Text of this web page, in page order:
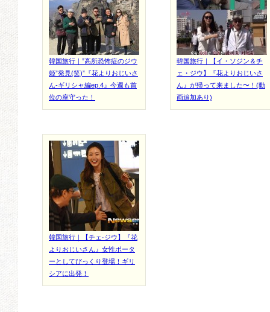
韓国旅行｜”高所恐怖症のジウ
姫”発見(笑)”『花よりおじいさ
ん-ギリシャ編ep.4』今週も首
位の座守った！
韓国旅行｜【イ・ソジン＆チ
ェ・ジウ】『花よりおじいさ
ん』が帰って来ました〜！(動
画追加あり)
韓国旅行｜【チェ·ジウ】『花
よりおじいさん』女性ポータ
ーとしてびっくり登場！ギリ
シアに出発！